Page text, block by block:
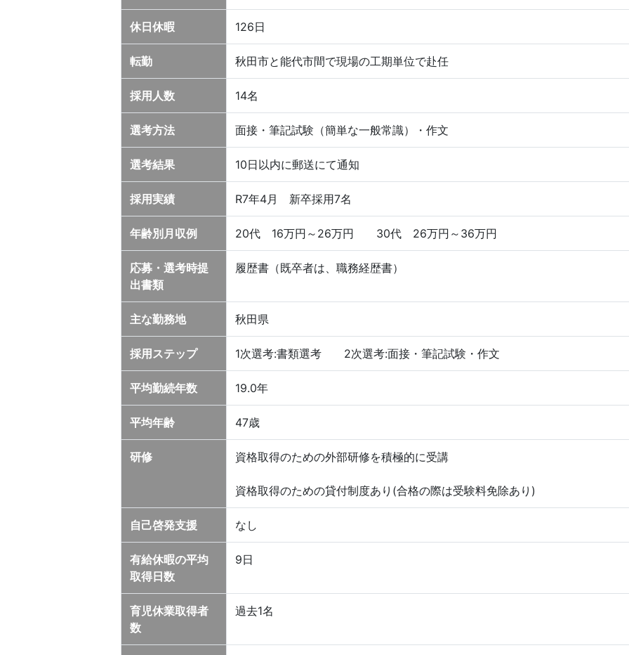
休日休暇 126日
転勤 秋田市と能代市間で現場の工期単位で赴任
採用人数 14名
選考方法 面接・筆記試験（簡単な一般常識）・作文
選考結果 10日以内に郵送にて通知
採用実績 R7年4月 新卒採用7名
年齢別月収例 20代 16万円～26万円 30代 26万円～36万円
応募・選考時提
出書類
履歴書（既卒者は、職務経歴書）
主な勤務地 秋田県
採用ステップ 1次選考:書類選考 2次選考:面接・筆記試験・作文
平均勤続年数 19.0年
平均年齢 47歳
研修 資格取得のための外部研修を積極的に受講
資格取得のための貸付制度あり(合格の際は受験料免除あり)
自己啓発支援 なし
有給休暇の平均
取得日数
9日
育児休業取得者
数
過去1名